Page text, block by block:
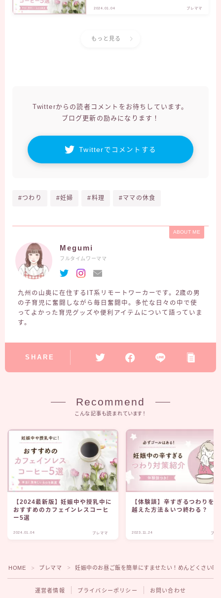
2024.01.04 プレママ
もっと見る
Twitterからの読者コメントをお待ちしています。
ブログ更新の励みになります！
Twitterでコメントする
#つわり #妊婦 #料理 #ママの休食
ABOUT ME
Megumi
フルタイムワーママ
九州の山奥に在住するIT系リモートワーカーです。2歳の男
の子育児に奮闘しながら毎日奮闘中。多忙な日々の中で使
ってよかった育児グッズや便利アイテムについて語っていま
す。
SHARE
Recommend
こんな記事も読まれています！
【2024最新版】妊娠中や授乳中に
おすすめのカフェインレスコーヒ
ー5選
2024.01.04 プレママ
【体験談】辛すぎるつわりを
越えた方法＆いつ終わる？
2023.11.24 プレ
HOME ＞ プレママ ＞ 妊娠中のお昼ご飯を簡単にすませたい！めんどくさい時
運営者情報 プライバシーポリシー お問い合わせ